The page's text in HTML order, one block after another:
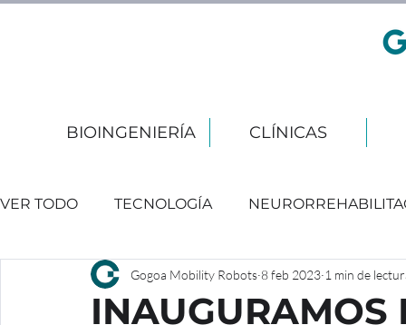
BIOINGENIERÍA CLÍNICAS
VER TODO TECNOLOGÍA
EVENTOS
INAUGURAMOS
Gogoa Mobility Robots 8 feb 2023 1 min de